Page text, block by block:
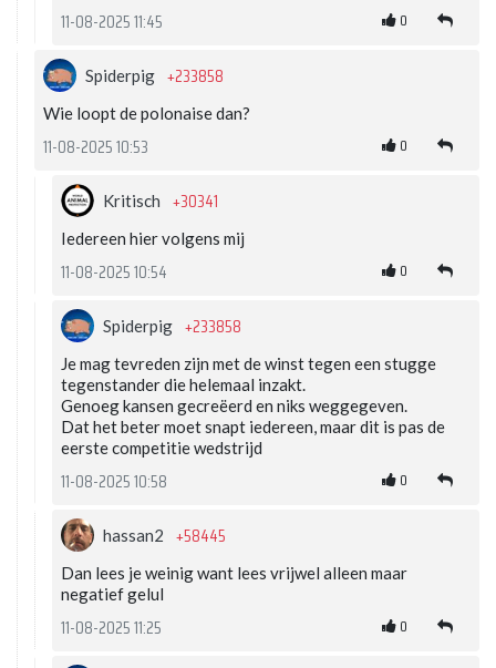
11-08-2025 11:45 0
Spiderpig +233858
Wie loopt de polonaise dan?
11-08-2025 10:53 0
Kritisch +30341
Iedereen hier volgens mij
11-08-2025 10:54 0
Spiderpig +233858
Je mag tevreden zijn met de winst tegen een stugge
tegenstander die helemaal inzakt.
Genoeg kansen gecreëerd en niks weggegeven.
Dat het beter moet snapt iedereen, maar dit is pas de
eerste competitie wedstrijd
11-08-2025 10:58 0
hassan2 +58445
Dan lees je weinig want lees vrijwel alleen maar
negatief gelul
11-08-2025 11:25 0